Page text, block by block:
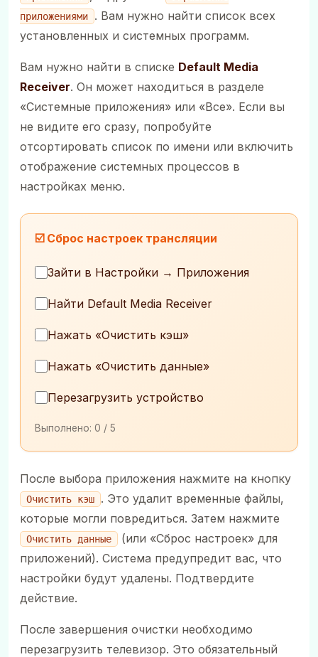
приложениями
. Вам нужно найти список всех
установленных и системных программ.
Вам нужно найти в списке Default Media
Receiver. Он может находиться в разделе
«Системные приложения» или «Все». Если вы
не видите его сразу, попробуйте
отсортировать список по имени или включить
отображение системных процессов в
настройках меню.
☑️ Сброс настроек трансляции
Зайти в Настройки → Приложения
Найти Default Media Receiver
Нажать «Очистить кэш»
Нажать «Очистить данные»
Перезагрузить устройство
Выполнено: 0 / 5
После выбора приложения нажмите на кнопку
Очистить кэш
. Это удалит временные файлы,
которые могли повредиться. Затем нажмите
Очистить данные
(или «Сброс настроек» для
приложений). Система предупредит вас, что
настройки будут удалены. Подтвердите
действие.
После завершения очистки необходимо
перезагрузить телевизор. Это обязательный